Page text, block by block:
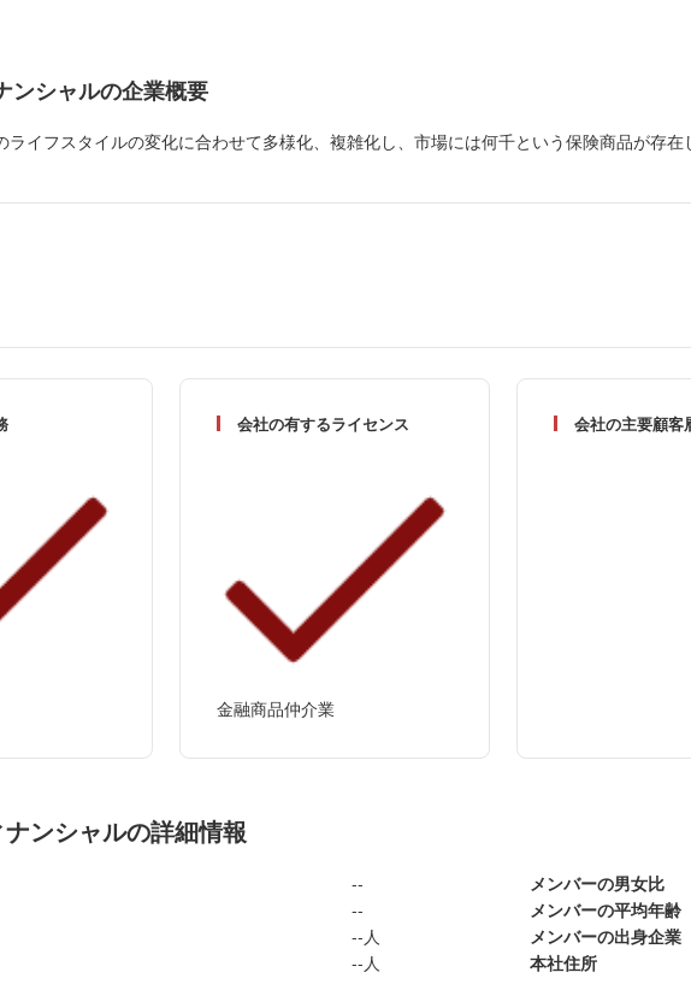
ンシャルの企業概要
ライフスタイルの変化に合わせて多様化、複雑化し、市場には何千という保険商品が
会社の有するライセンス
金融商品仲介業
会社の主要顧客
ンシャルの詳細情報
--
--
--人
--人
メンバーの男女比
メンバーの平均年齢
メンバーの出身企業
本社住所